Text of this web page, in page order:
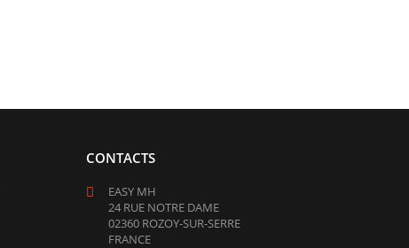
CONTACTS
EASY MH
24 RUE NOTRE DAME
02360 ROZOY-SUR-SERRE
FRANCE